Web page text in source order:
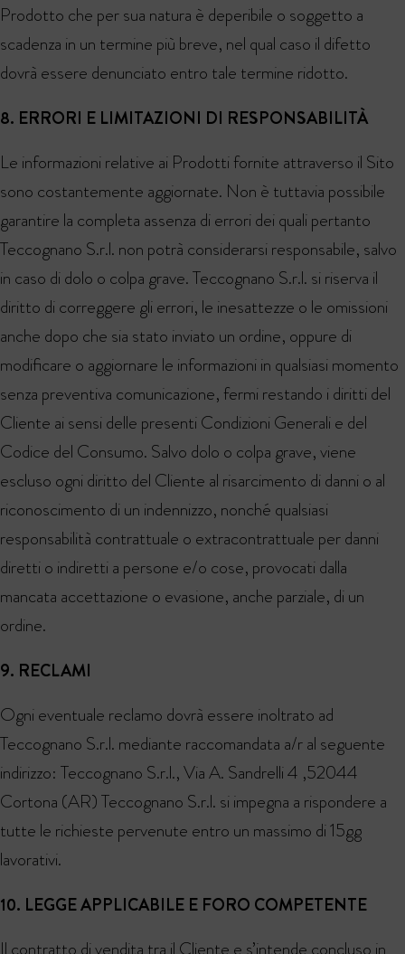
Prodotto che per sua natura è deperibile o soggetto a
scadenza in un termine più breve, nel qual caso il difetto
dovrà essere denunciato entro tale termine ridotto.
8. ERRORI E LIMITAZIONI DI RESPONSABILITÀ
Le informazioni relative ai Prodotti fornite attraverso il Sito
sono costantemente aggiornate. Non è tuttavia possibile
garantire la completa assenza di errori dei quali pertanto
Teccognano S.r.l. non potrà considerarsi responsabile, salvo
in caso di dolo o colpa grave. Teccognano S.r.l. si riserva il
diritto di correggere gli errori, le inesattezze o le omissioni
anche dopo che sia stato inviato un ordine, oppure di
modificare o aggiornare le informazioni in qualsiasi momento
senza preventiva comunicazione, fermi restando i diritti del
Cliente ai sensi delle presenti Condizioni Generali e del
Codice del Consumo. Salvo dolo o colpa grave, viene
escluso ogni diritto del Cliente al risarcimento di danni o al
riconoscimento di un indennizzo, nonché qualsiasi
responsabilità contrattuale o extracontrattuale per danni
diretti o indiretti a persone e/o cose, provocati dalla
mancata accettazione o evasione, anche parziale, di un
ordine.
9. RECLAMI
Ogni eventuale reclamo dovrà essere inoltrato ad
Teccognano S.r.l. mediante raccomandata a/r al seguente
indirizzo: Teccognano S.r.l., Via A. Sandrelli 4 ,52044
Cortona (AR) Teccognano S.r.l. si impegna a rispondere a
tutte le richieste pervenute entro un massimo di 15gg
lavorativi.
10. LEGGE APPLICABILE E FORO COMPETENTE